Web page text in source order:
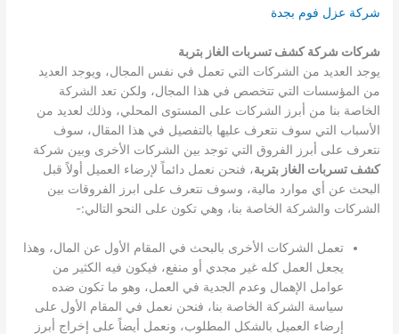
شركة عزل فوم بجدة
شركات شركة كشف تسربات الغاز بتربة
يوجد العديد من الشركات التي تعمل في نفس المجال، ويوجد العديد
من المؤسسات التي تتخصص في هذا المجال، ولكن تعد الشركة
الخاصة بنا من أبرز الشركات على المستوى المحلي، وذلك لعديد من
الأسباب التي سوف نتعرف عليها بالتفصيل في هذا المقال، سوف
نتعرف على أبرز الفروق التي توجد بين الشركات الأخرى وبين شركة
كشف تسربات الغاز بتربة، فنحن نعمل دائماً لإرضاء العميل أولاً قبل
البحث عن أي موارد مالية، وسوف نتعرف على ابرز الفروقات بين
الشركات والشركة الخاصة بنا، وهي تكون على النحو التالي:-
تعمل الشركات الأخرى بالبحث في المقام الأول عن المال، وهذا
يجعل العمل كله غير مجدي أو منفع، فيكون فيه الكثير من
عوامل الإهمال وعدم الجدية في العمل، وهو ما تكون ضده
سياسة الشركة الخاصة بنا، فنحن نعمل في المقام الأول على
إرضاء العميل بالشكل المطلوب، ونعمل أيضاً على إخراج أبرز